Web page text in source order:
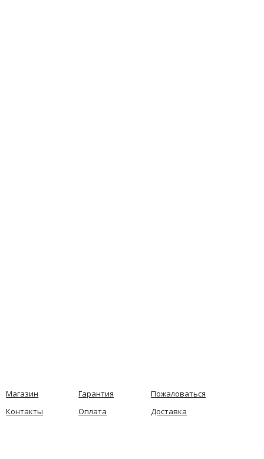
Магазин Гарантия
Пожаловаться
Контакты
Оплата Доставка